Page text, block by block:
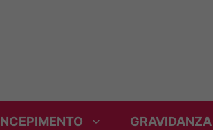
GRAVIDANZA